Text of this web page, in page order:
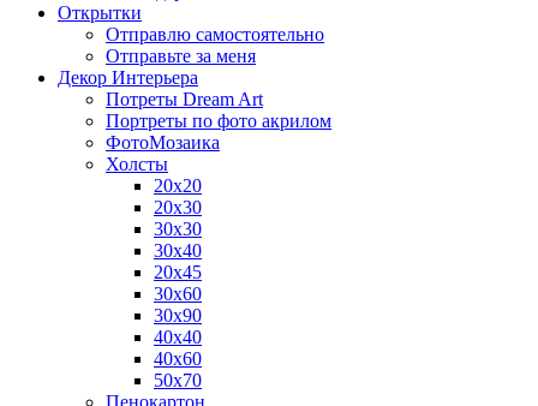
Открытки
Отправлю самостоятельно
Отправьте за меня
Декор Интерьера
Потреты Dream Art
Портреты по фото акрилом
ФотоМозаика
Холсты
20х20
20х30
30х30
30х40
20х45
30х60
30х90
40х40
40х60
50х70